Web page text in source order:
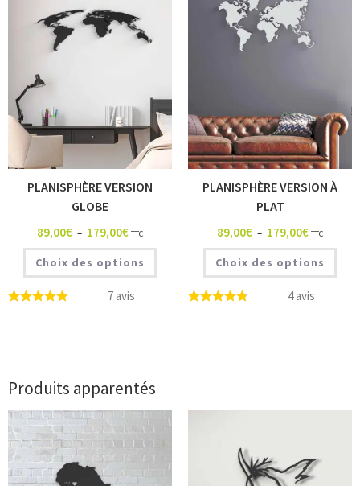
7 avis
PLANISPHÈRE VERSION
GLOBE
89,00€ – 179,00€ TTC
Choix des options
4 avis
PLANISPHÈRE VERSION À
PLAT
89,00€ – 179,00€ TTC
Choix des options
Produits apparentés